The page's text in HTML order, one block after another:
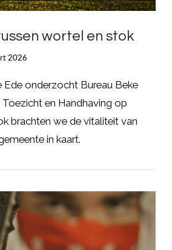
LEES MEER
wortel en stok
2026
Ede onderzocht Bureau Beke
en Handhaving op
brachten we de vitaliteit van
in kaart.